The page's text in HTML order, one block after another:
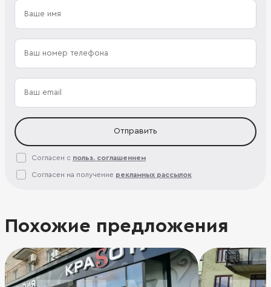
Отправить
Согласен с польз. соглашением
Согласен на получение рекламных рассылок
Похожие предложения